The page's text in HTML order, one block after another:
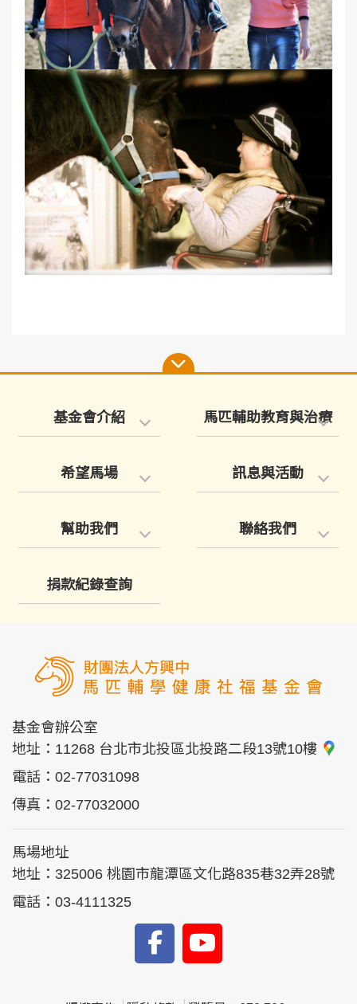
基金會介紹 馬匹輔助教育與治療
希望馬場 訊息與活動
幫助我們 聯絡我們
捐款紀錄查詢
基金會辦公室
地址： 11268 台北市北投區北投路二段13號10樓
電話： 02-77031098
傳真： 02-77032000
馬場地址
地址： 325006 桃園市龍潭區文化路835巷32弄28號
電話： 03-4111325